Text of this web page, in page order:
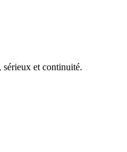
sérieux et continuité.